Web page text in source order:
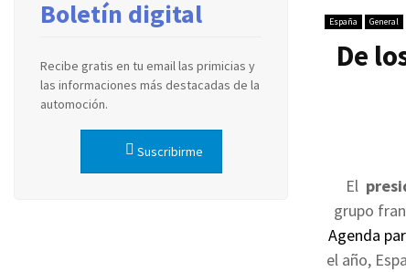
España General
De
El
grupo
Agenda
el año,
Boletín digital
Recibe gratis en tu email las primicias y
las informaciones más destacadas de la
automoción.
Suscribirme